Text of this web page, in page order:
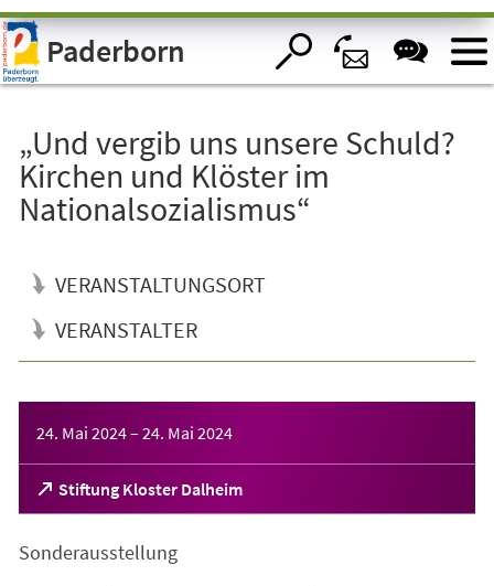
Visuelle
Assistenzsoftware
öffnen.Paderborn
„Und vergib uns unsere Schuld?
Kirchen und Klöster im
Nationalsozialismus“
VERANSTALTUNGSORT
VERANSTALTER
24. Mai 2024– 24. Mai 2024
Stiftung Kloster Dalheim
(Öffnet
in
neuen
Sonderausstellung